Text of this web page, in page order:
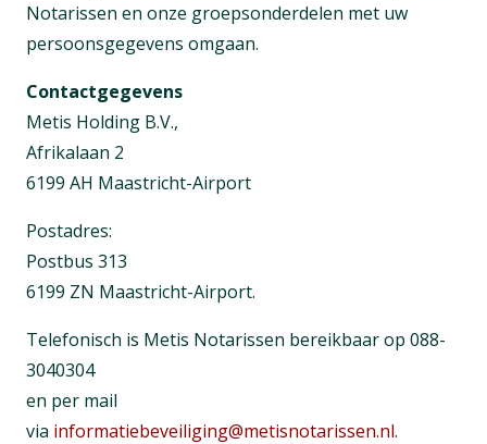
Notarissen en onze groepsonderdelen met uw
persoonsgegevens omgaan.
Contactgegevens
Metis Holding B.V.,
Afrikalaan 2
6199 AH Maastricht-Airport
Postadres:
Postbus 313
6199 ZN Maastricht-Airport.
Telefonisch is Metis Notarissen bereikbaar op 088-
3040304
en per mail
via informatiebeveiliging@metisnotarissen.nl.